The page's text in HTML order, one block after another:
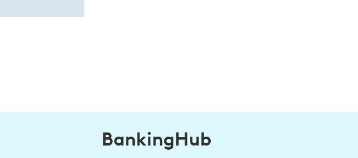
BankingHub